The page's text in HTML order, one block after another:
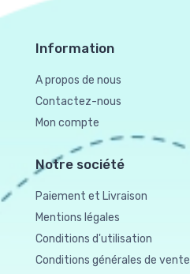
Information
A propos de nous
Contactez-nous
Mon compte
Notre société
Paiement et Livraison
Mentions légales
Conditions d'utilisation
Conditions générales de vente